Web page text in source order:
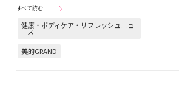
すべて読む
健康・ボディケア・リフレッシュニュ
ース
美的GRAND